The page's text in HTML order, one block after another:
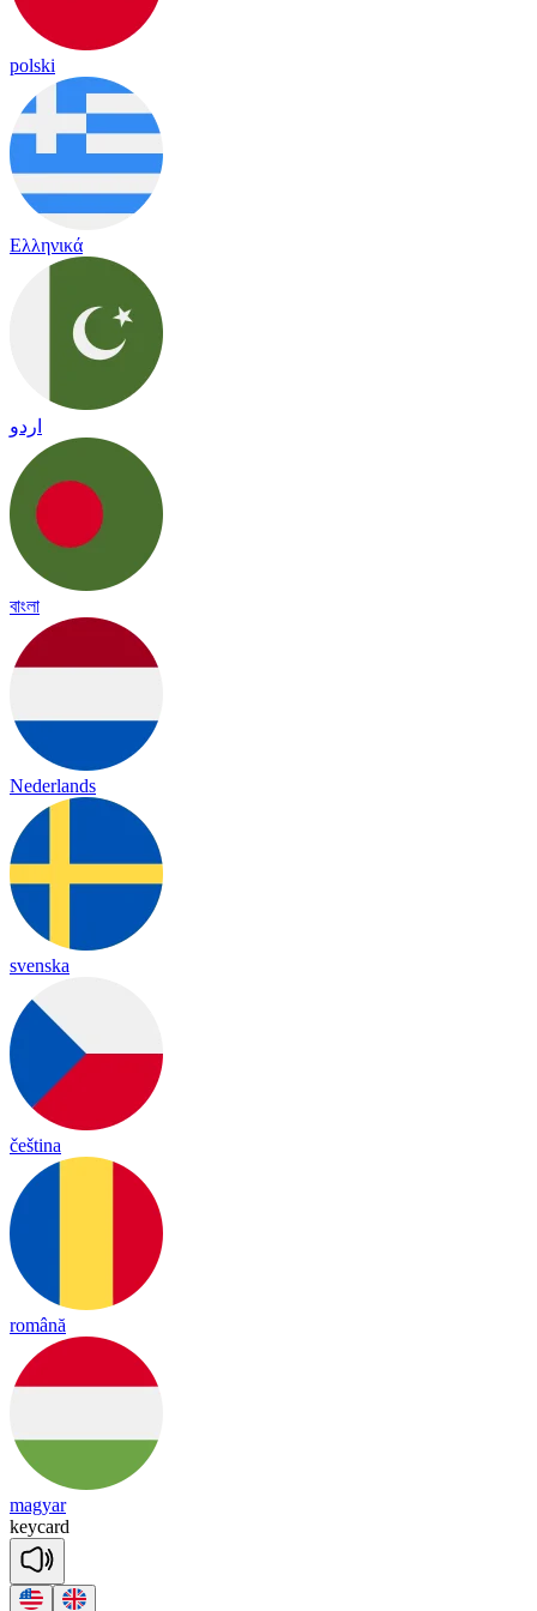
polski
Ελληνικά
اردو
বাংলা
Nederlands
svenska
čeština
română
magyar
keycard